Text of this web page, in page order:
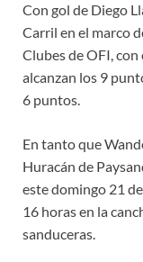
Con gol de Diego
Carril en el marco
Clubes de OFI,
alcanzan los 9
6 puntos.
En tanto que
Huracán de
este domingo 21
16 horas en la
sanduceras.